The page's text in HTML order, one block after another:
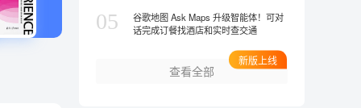
05
谷歌地图 Ask Maps 升级智能体！可对
话完成订餐找酒店和实时查交通
查看全部
新版上线